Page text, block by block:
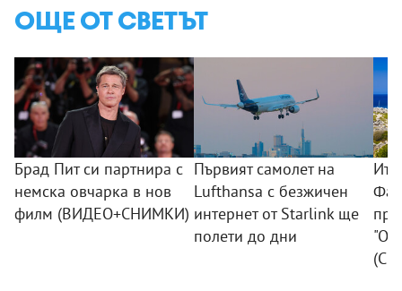
ОЩЕ ОТ СВЕТЪТ
Брад Пит си партнира с
немска овчарка в нов
филм (ВИДЕО+СНИМКИ)
Първият самолет на
Lufthansa с безжичен
интернет от Starlink ще
полети до дни